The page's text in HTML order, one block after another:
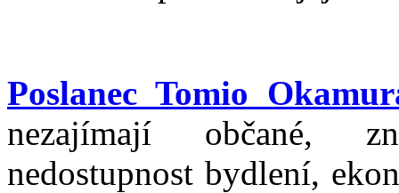
Poslanec Tomio
nezajímají občané,
nedostupnost bydlení,